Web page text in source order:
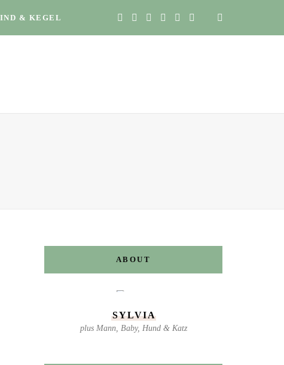
& KEGEL
ABOUT
SYLVIA
plus Mann, Baby, Hund & Katz